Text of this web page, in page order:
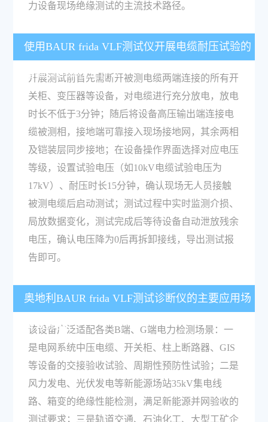
力设备现场绝缘测试的主流技术路径。
使用BAUR frida VLF测试仪开展电缆耐压试验的
基础操作流程是什么？
开展测试前首先需断开被测电缆两端连接的所有开
关柜、变压器等设备，对电缆进行充分放电，放电
时长不低于3分钟；随后将设备高压输出端连接电
缆被测相，接地端可靠接入现场接地网，其余两相
及铠装层同步接地；在设备操作界面选择对应电压
等级，设置试验电压（如10kV电缆试验电压为
17kV）、耐压时长15分钟，确认现场无人员接触
被测电缆后启动测试；测试过程中实时监测介损、
局放数据变化，测试完成后等待设备自动泄放残余
电压，确认电压降为0后再拆卸接线，导出测试报
告即可。
奥地利BAUR frida VLF测试诊断仪的主要应用场
景有哪些？
该设备广泛适配各类B端、G端电力检测场景：一
是电网系统中压电缆、开关柜、柱上断路器、GIS
等设备的交接验收试验、周期性预防性试验；二是
风力发电、光伏发电等新能源场站35kV集电线
路、箱变的绝缘性能检测，满足新能源并网验收的
测试要求；三是轨道交通、石油化工、大型工矿企